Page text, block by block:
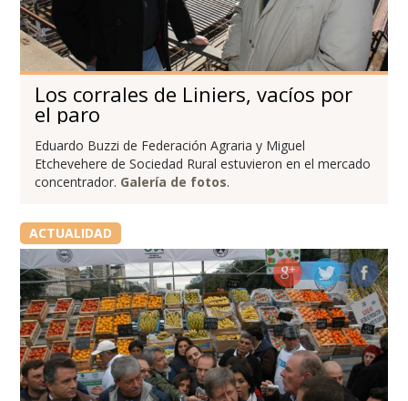
Los corrales de Liniers, vacíos por
el paro
Eduardo Buzzi de Federación Agraria y Miguel
Etchevehere de Sociedad Rural estuvieron en el mercado
concentrador. Galería de fotos.
ACTUALIDAD